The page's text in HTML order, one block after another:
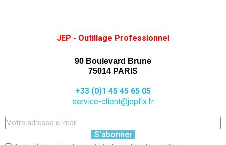
JEP - Outillage Professionnel
90 Boulevard Brune
75014 PARIS
+33 (0)1 45 45 65 05
service-client@jepfix.fr
S’abonner